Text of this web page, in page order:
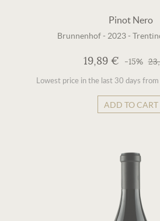
Pinot Nero
Brunnenhof - 2023-
19,89 € -15%
Lowest price in the last 30 days
ADD TO CART